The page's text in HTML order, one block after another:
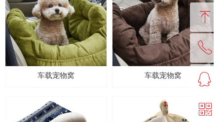
车载宠物窝 车载宠物窝
ꁸ
回到顶部
ꂅ
ꁗ
QQ客服
ꀥ